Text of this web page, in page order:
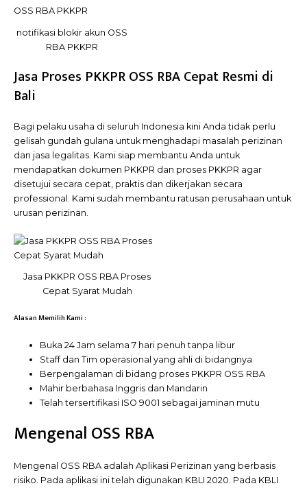
notifikasi blokir akun OSS
RBA PKKPR
Jasa Proses PKKPR OSS RBA Cepat Resmi di
Bali
Bagi pelaku usaha di seluruh Indonesia kini Anda tidak perlu
gelisah gundah gulana untuk menghadapi masalah perizinan
dan jasa legalitas. Kami siap membantu Anda untuk
mendapatkan dokumen PKKPR dan proses PKKPR agar
disetujui secara cepat, praktis dan dikerjakan secara
professional. Kami sudah membantu ratusan perusahaan untuk
urusan perizinan.
Jasa PKKPR OSS RBA Proses
Cepat Syarat Mudah
Alasan Memilih Kami :
Buka 24 Jam selama 7 hari penuh tanpa libur
Staff dan Tim operasional yang ahli di bidangnya
Berpengalaman di bidang proses PKKPR OSS RBA
Mahir berbahasa Inggris dan Mandarin
Telah tersertifikasi ISO 9001 sebagai jaminan mutu
Mengenal OSS RBA
Mengenal OSS RBA adalah Aplikasi Perizinan yang berbasis
risiko. Pada aplikasi ini telah digunakan KBLI 2020. Pada KBLI